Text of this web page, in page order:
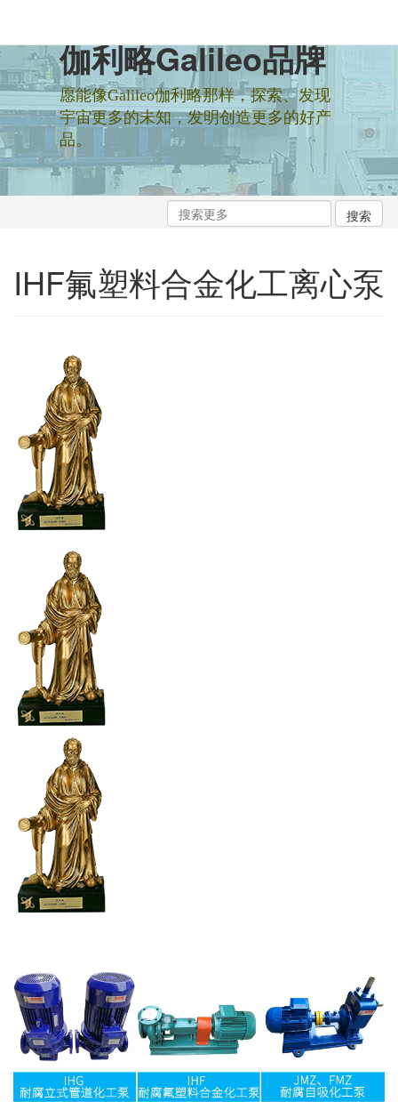
伽利略Galileo品牌
愿能像Galileo伽利略那样，探索、发现
宇宙更多的未知，发明创造更多的好产
品。
IHF氟塑料合金化工离心泵